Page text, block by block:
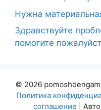
Нужна
Здравствуйте
помогите
© 2026
Политика
соглашение |